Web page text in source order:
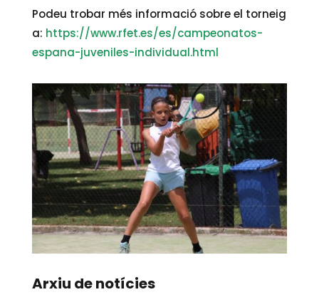
Podeu trobar més informació sobre el torneig
a: https://www.rfet.es/es/campeonatos-
espana-juveniles-individual.html
Arxiu de notícies